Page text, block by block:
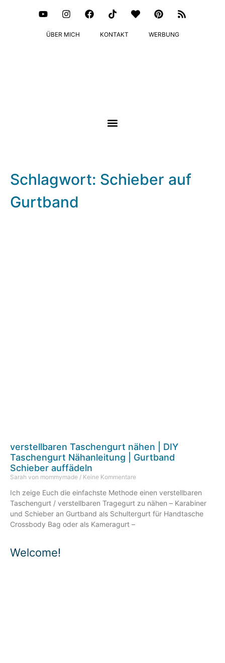
ÜBER MICH KONTAKT WERBUNG
Welcome!
Schlagwort: Schieber auf
Gurtband
verstellbaren Taschengurt nähen | DIY
Taschengurt Nähanleitung | Gurtband
Schieber auffädeln
Sarah von mommymade Keine Kommentare
Ich zeige Euch die einfachste Methode einen verstellbaren
Taschengurt / verstellbaren Tragegurt zu nähen – Karabiner
und Schieber an Gurtband als Schultergurt für Handtasche
Crossbody Bag oder als Kameragurt –